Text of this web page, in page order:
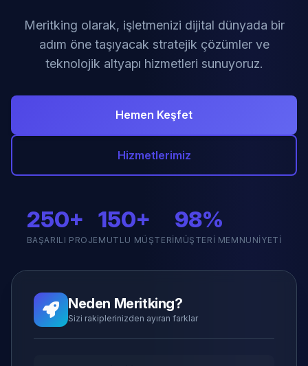
Meritking olarak, işletmenizi dijital dünyada bir
adım öne taşıyacak stratejik çözümler ve
teknolojik altyapı hizmetleri sunuyoruz.
Hemen Keşfet
Hizmetlerimiz
250+
BAŞARILI PROJE
150+
MUTLU MÜŞTERI
98%
MÜŞTERI MEMNUNIYETI
Neden Meritking?
Sizi rakiplerinizden ayıran farklar